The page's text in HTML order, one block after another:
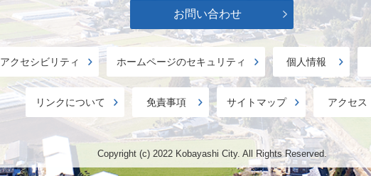
お問い合わせ
アクセシビリティ ホームページのセキュリティ 個人情報
リンクについて 免責事項 サイトマップ アクセス
Copyright (c) 2022 Kobayashi City. All Rights Reserved.